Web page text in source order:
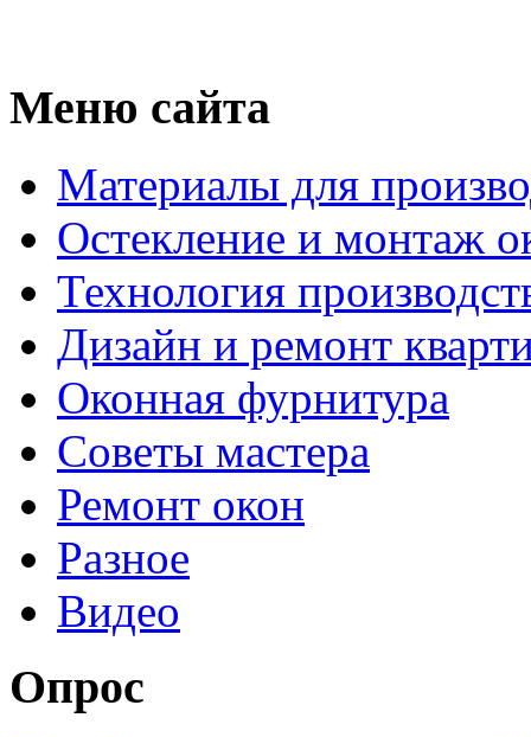
Меню сайта
Материалы для
Остекление и монтаж
Технология
Дизайн и ремонт
Оконная фурнитура
Советы мастера
Ремонт окон
Разное
Видео
Опрос